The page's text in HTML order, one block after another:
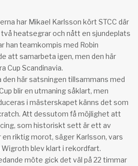
har Mikael Karlsson kört STCC där
heatsegrar och nått en sjundeplats
han teamkompis med Robin
att samarbeta igen, men den här
Cup Scandinavia.
den här satsningen tillsammans med
blir en utmaning såklart, men
i mästerskapet känns det som
Att dessutom få möjlighet att
som historiskt sett är ett av
riktig morot, säger Karlsson, vars
blev klart i rekordfart.
möte gick det väl på 22 timmar